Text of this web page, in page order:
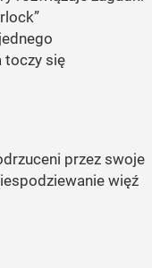
toczy się
przez swoje
więź